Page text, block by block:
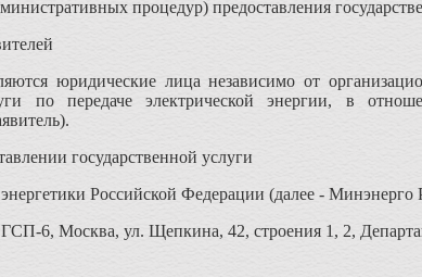
процедур) предоставления
юридические лица независимо от
по передаче электрической энергии, в
государственной услуги
Российской Федерации (далее - Минэнерго
6, Москва, ул. Щепкина, 42, строения 1, 2,